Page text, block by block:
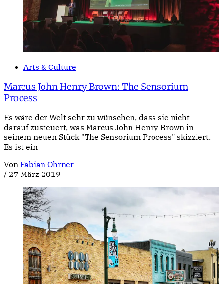
Arts & Culture
Marcus John Henry Brown: The Sensorium
Process
Es wäre der Welt sehr zu wünschen, dass sie nicht
darauf zusteuert, was Marcus John Henry Brown in
seinem neuen Stück "The Sensorium Process" skizziert.
Es ist ein
Von Fabian Ohrner
/ 27 März 2019